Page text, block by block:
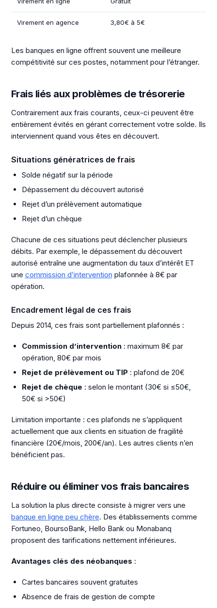
Virement en agence 3,80€ à 5€
Les banques en ligne offrent souvent une meilleure
compétitivité sur ces postes, notamment pour l’étranger.
Frais liés aux problèmes de trésorerie
Contrairement aux frais courants, ceux-ci peuvent être
entièrement évités en gérant correctement votre solde. Ils
interviennent quand vous êtes en découvert.
Situations génératrices de frais
Solde négatif sur la période
Dépassement du découvert autorisé
Rejet d’un prélèvement automatique
Rejet d’un chèque
Chacune de ces situations peut déclencher plusieurs
débits. Par exemple, le dépassement du découvert
autorisé entraîne une augmentation du taux d’intérêt ET
une commission d’intervention plafonnée à 8€ par
opération.
Encadrement légal de ces frais
Depuis 2014, ces frais sont partiellement plafonnés :
Commission d’intervention : maximum 8€ par
opération, 80€ par mois
Rejet de prélèvement ou TIP : plafond de 20€
Rejet de chèque : selon le montant (30€ si ≤50€,
50€ si >50€)
Limitation importante : ces plafonds ne s’appliquent
actuellement que aux clients en situation de fragilité
financière (20€/mois, 200€/an). Les autres clients n’en
bénéficient pas.
Réduire ou éliminer vos frais bancaires
La solution la plus directe consiste à migrer vers une
banque en ligne peu chère. Des établissements comme
Fortuneo, BoursoBank, Hello Bank ou Monabanq
proposent des tarifications nettement inférieures.
Avantages clés des néobanques :
Cartes bancaires souvent gratuites
Absence de frais de gestion de compte